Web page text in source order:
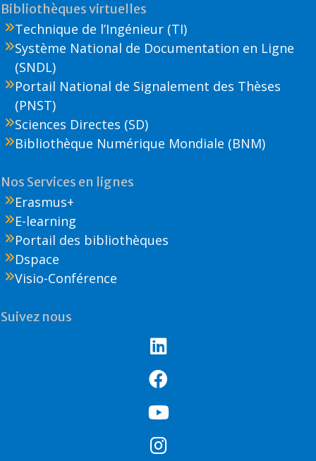
Bibliothèques virtuelles
Technique de l’Ingénieur (TI)
Système National de Documentation en Ligne
(SNDL)
Portail National de Signalement des Thèses
(PNST)
Sciences Directes (SD)
Bibliothèque Numérique Mondiale (BNM)
Nos Services en lignes
Erasmus+
E-learning
Portail des bibliothèques
Dspace
Visio-Conférence
Suivez nous